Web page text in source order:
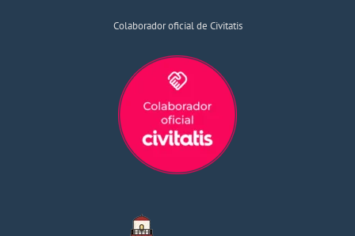
Colaborador oficial de Civitatis